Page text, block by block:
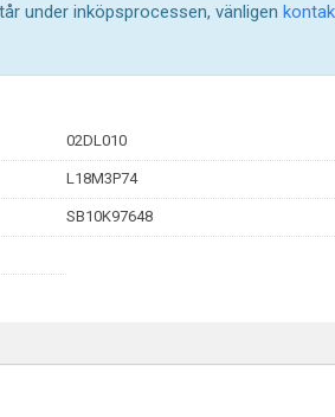
under inköpsprocessen, vänligen
02DL010
L18M3P74
SB10K97648